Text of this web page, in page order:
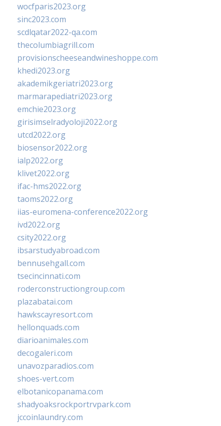
wocfparis2023.org
sinc2023.com
scdlqatar2022-qa.com
thecolumbiagrill.com
provisionscheeseandwineshoppe.com
khedi2023.org
akademikgeriatri2023.org
marmarapediatri2023.org
emchie2023.org
girisimselradyoloji2022.org
utcd2022.org
biosensor2022.org
ialp2022.org
klivet2022.org
ifac-hms2022.org
taoms2022.org
iias-euromena-conference2022.org
ivd2022.org
csity2022.org
ibsarstudyabroad.com
bennusehgall.com
tsecincinnati.com
roderconstructiongroup.com
plazabatai.com
hawkscayresort.com
hellonquads.com
diarioanimales.com
decogaleri.com
unavozparadios.com
shoes-vert.com
elbotanicopanama.com
shadyoaksrockportrvpark.com
jccoinlaundry.com